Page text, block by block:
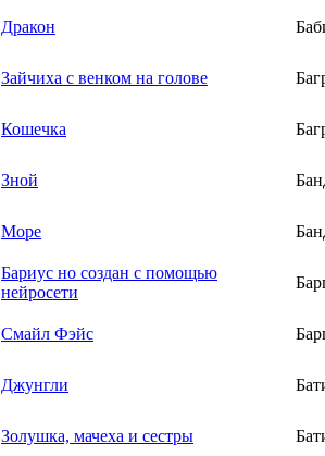
Дракон
Зайчиха с венком на голове
Кошечка
Зной
Море
Бариус но создан с помощью
нейросети
Смайл Фэйс
Джунгли
Золушка, мачеха и сестры